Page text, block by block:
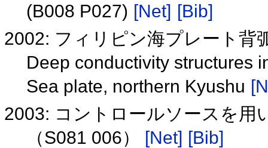
(B008 P027) [Net] [Bib]
2002: フィリピン海プレート背
Deep conductivity structures
Sea plate, northern Kyushu
2003: コントロールソースを用
（S081 006） [Net] [Bib]